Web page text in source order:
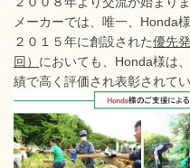
メーカーでは、唯一、Honda
２０１５年に創設された優先
回）においても、Honda様は
績で高く評価され表彰されて